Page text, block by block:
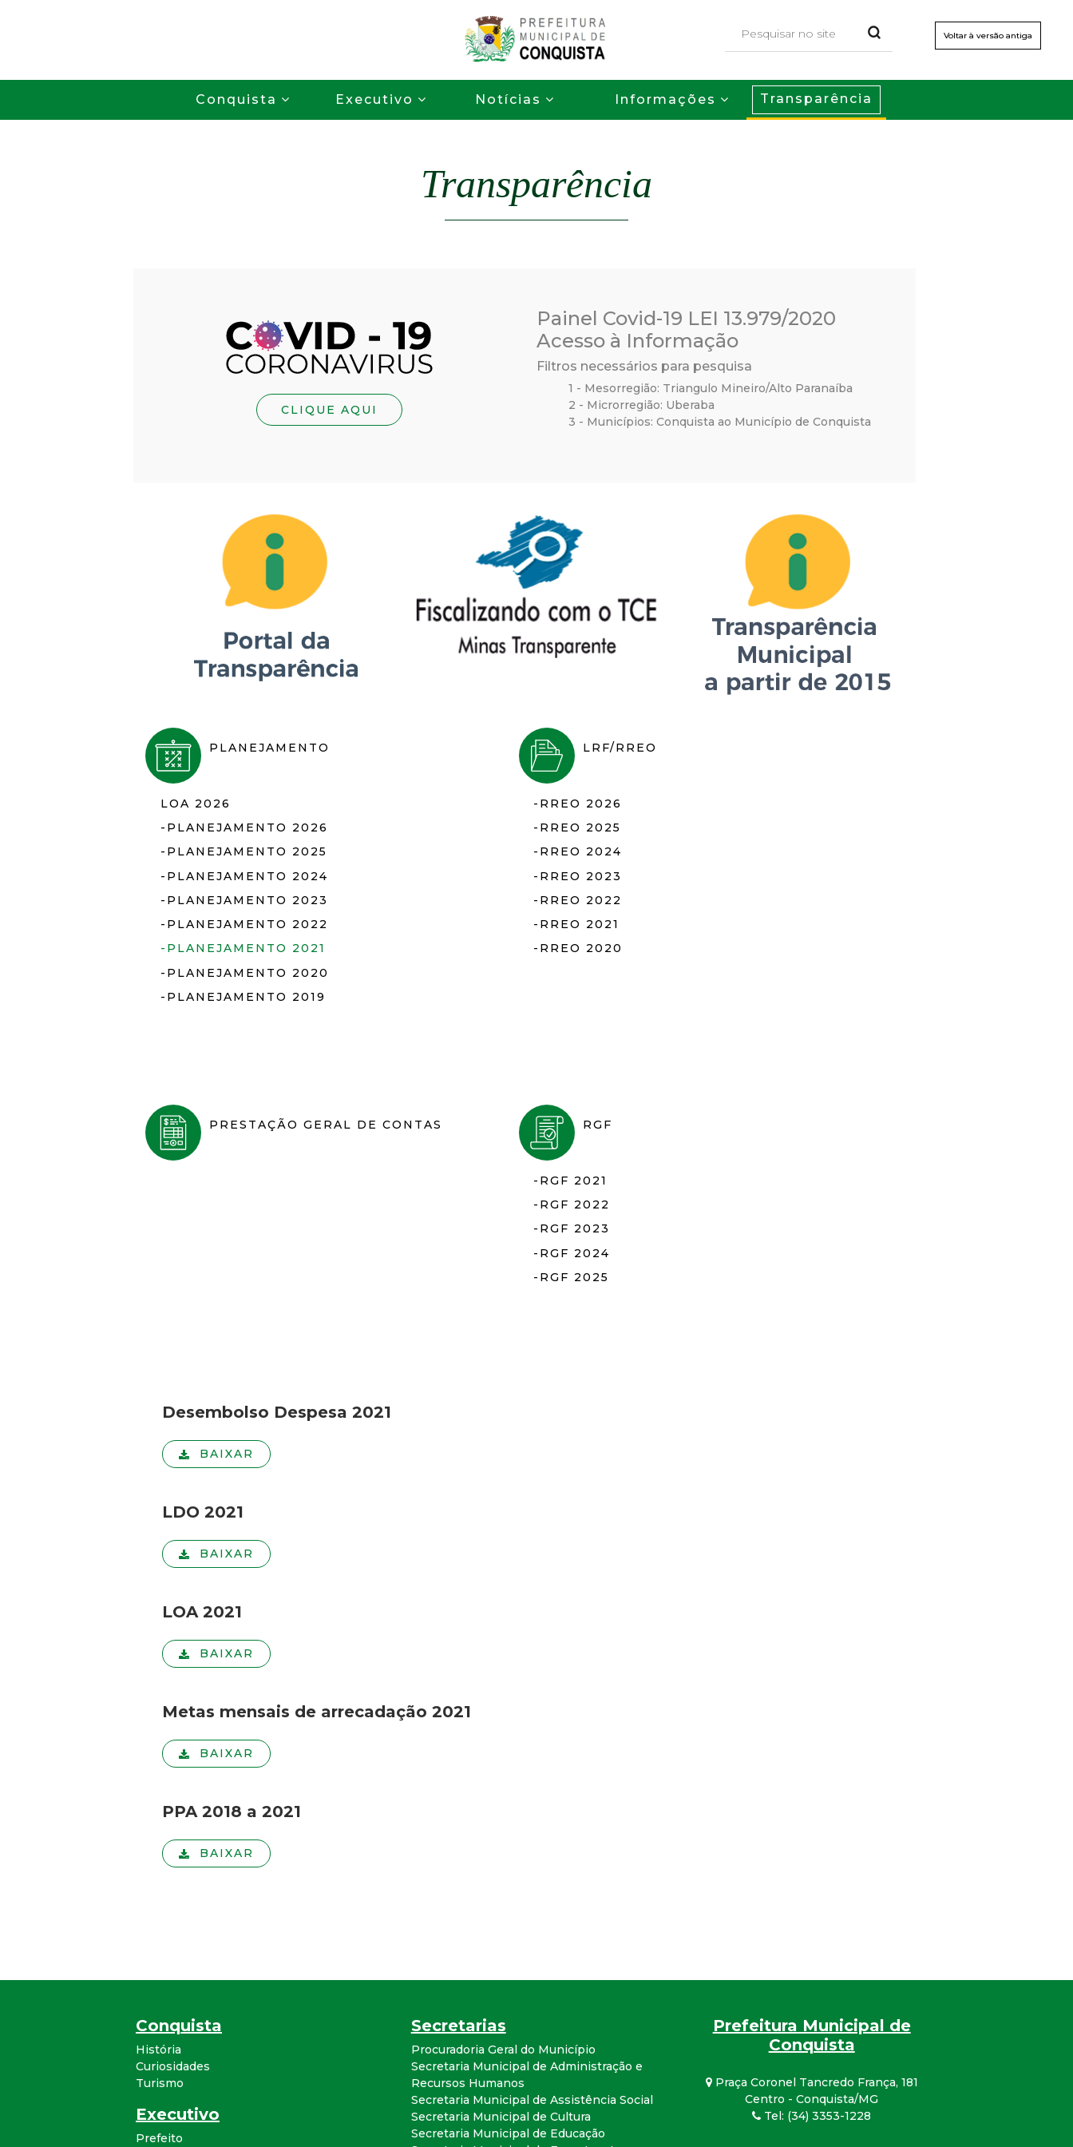
para
o
conteúdo
principal
Voltar à versão antiga
P
r
t
u
c
s
Conquista Executivo Notícias Informações Transparência
Transparência
CLIQUE AQUI
Painel Covid-19 LEI 13.979/2020
Acesso à Informação
Filtros necessários para pesquisa
1 - Mesorregião: Triangulo Mineiro/Alto Paranaíba
2 - Microrregião: Uberaba
3 - Municípios: Conquista ao Município de Conquista
PLANEJAMENTO
LOA 2026
-PLANEJAMENTO 2026
-PLANEJAMENTO 2025
-PLANEJAMENTO 2024
-PLANEJAMENTO 2023
-PLANEJAMENTO 2022
-PLANEJAMENTO 2021
-PLANEJAMENTO 2020
-PLANEJAMENTO 2019
LRF/RREO
-RREO 2026
-RREO 2025
-RREO 2024
-RREO 2023
-RREO 2022
-RREO 2021
-RREO 2020
PRESTAÇÃO GERAL DE CONTAS RGF
-RGF 2021
-RGF 2022
-RGF 2023
-RGF 2024
-RGF 2025
Desembolso Despesa 2021
BAIXAR
LDO 2021
BAIXAR
LOA 2021
BAIXAR
Metas mensais de arrecadação 2021
BAIXAR
PPA 2018 a 2021
BAIXAR
Conquista
História
Curiosidades
Turismo
Executivo
Prefeito
Secretarias
Procuradoria Geral do Município
Secretaria Municipal de Administração e
Recursos Humanos
Secretaria Municipal de Assistência Social
Secretaria Municipal de Cultura
Secretaria Municipal de Educação
Prefeitura Municipal de
Conquista
Praça Coronel Tancredo França, 181
Centro - Conquista/MG
Tel: (34) 3353-1228